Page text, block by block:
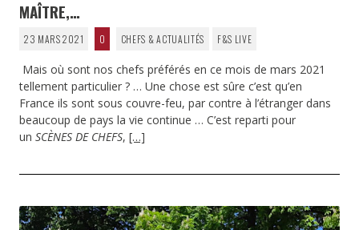
MAÎTRE,…
23 MARS 2021 0 CHEFS & ACTUALITÉS F&S LIVE
Mais où sont nos chefs préférés en ce mois de mars 2021
tellement particulier ? … Une chose est sûre c’est qu’en
France ils sont sous couvre-feu, par contre à l’étranger dans
beaucoup de pays la vie continue … C’est reparti pour
un SCÈNES DE CHEFS, […]